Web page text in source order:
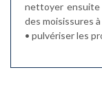
nettoyer
des moisissures
• pulvériser les